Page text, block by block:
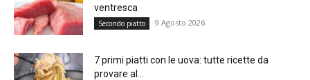
ventresca
Secondo piatto 9 Agosto 2026
7 primi piatti con le uova: tutte ricette da
provare al...